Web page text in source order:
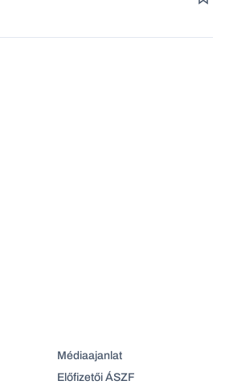
Médiaajanlat
Előfizetői ÁSZF